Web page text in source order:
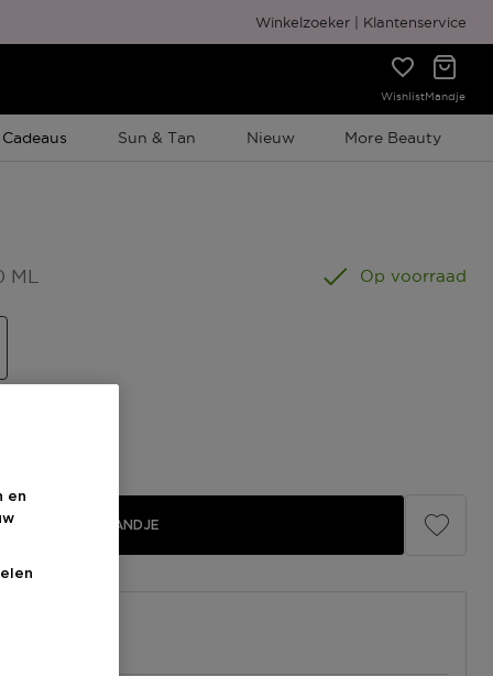
Gratis cadeauverpakking
Winkelzoeker Klantenservice
WishlistMandje
Sun & Tan Nieuw More Beauty
ML Op voorraad
IN WINKELMANDJE
en